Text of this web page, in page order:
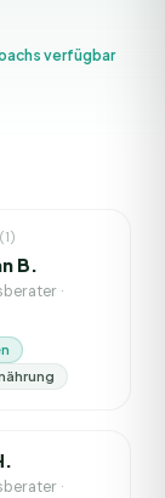
verfügbar
(1)
B.
·
·